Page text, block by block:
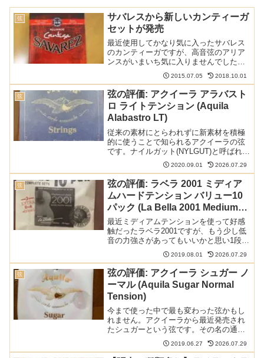
弦
サバレスから新しいカンティーガ
セットが発売
最近使用してかなり気に入ったサバレス
のカンティーガですが、高音弦のアリア
ンスがいまいち気に入りませんでした。
ただ、3弦はなりやすくて割とよかった気
がします。そんな需要が多かったのか、
新しいセットが発売されました。サバレ
ス・クリエイション・カ...
2015.07.05 2018.10.01
弦
弦の評価: アクイーラ アラバスト
ロ ライトテンション (Aquila
Alabastro LT)
従来の素材にとらわれずに新素材を積極
的に使うことで知られるアクイーラの弦
です。ナイルガット(NYLGUT)と呼ばれる
この素材はガット(羊腸)弦を人工的に再現
したものなのだとか。なかなか興味深い
です。以下の記事で本ブログの弦のレビ
ュー/感想/...
2020.09.01 2026.07.29
弦
弦の評価: ラベラ 2001 ミディア
ムハードテンション バリュー10
パック (La Bella 2001 Medium
Hard Tension Value 10 Pak)
最近ミディアムテンションを使って好感
触だったラベラ2001ですが、もう少し低
音の力強さがあってもいいかと思い1段階
上のミディアムハードテンションを買っ
てみました。いろいろ調べてみると、バ
リュー10パックというまとめ買いで安い
製品があることを...
2019.08.01 2026.07.29
弦
弦の評価: アクイーラ シュガー ノ
ーマル (Aquila Sugar Normal
Tension)
今まで使った中で最も変わった弦かもし
れません。アクイーラから最近発売され
たシュガーという弦です。その名の通
り、なんとサトウキビからできた素材を
使った弦です。見た目にも音にもかなり
2019.06.27 2026.07.29